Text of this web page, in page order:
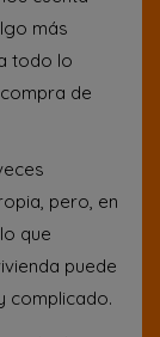
más
todo lo
de
pero, en
que
puede
complicado.